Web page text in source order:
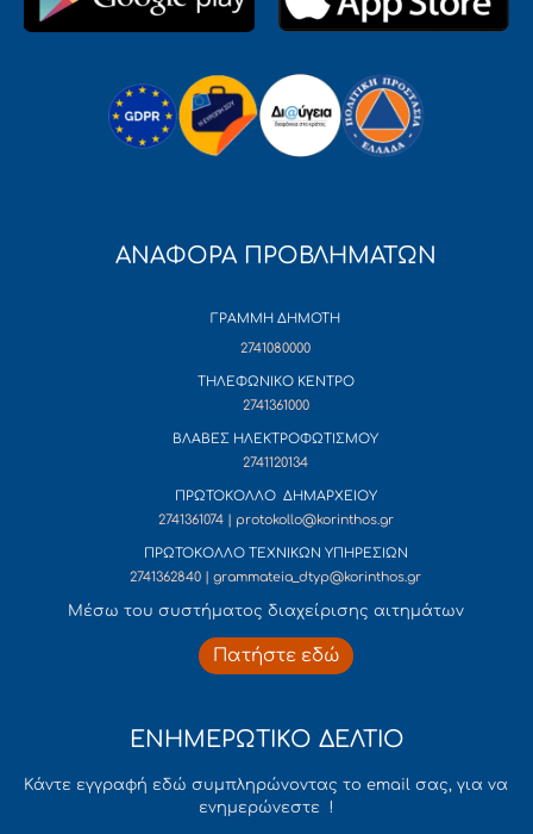
ΑΝΑΦΟΡΑ ΠΡΟΒΛΗΜΑΤΩΝ
ΓΡΑΜΜΗ ΔΗΜΟΤΗ
2741080000
ΤΗΛΕΦΩΝΙΚΟ ΚΕΝΤΡΟ
2741361000
ΒΛΑΒΕΣ ΗΛΕΚΤΡΟΦΩΤΙΣΜΟΥ
2741120134
ΠΡΩΤΟΚΟΛΛΟ ΔΗΜΑΡΧΕΙΟΥ
2741361074 | protokollo@korinthos.gr
ΠΡΩΤΟΚΟΛΛΟ ΤΕΧΝΙΚΩΝ ΥΠΗΡΕΣΙΩΝ
2741362840 | grammateia_dtyp@korinthos.gr
Mέσω του συστήματος διαχείρισης αιτημάτων
Πατήστε εδώ
ΕΝΗΜΕΡΩΤΙΚΟ ΔΕΛΤΙΟ
Κάντε εγγραφή εδώ συμπληρώνοντας το email σας, για να
ενημερώνεστε !